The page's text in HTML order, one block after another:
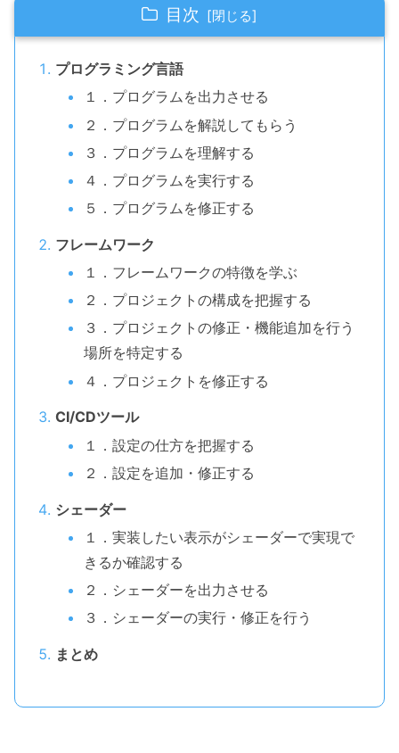
目次
プログラミング言語
１．プログラムを出力させる
２．プログラムを解説してもらう
３．プログラムを理解する
４．プログラムを実行する
５．プログラムを修正する
フレームワーク
１．フレームワークの特徴を学ぶ
２．プロジェクトの構成を把握する
３．プロジェクトの修正・機能追加を行う
場所を特定する
４．プロジェクトを修正する
CI/CDツール
１．設定の仕方を把握する
２．設定を追加・修正する
シェーダー
１．実装したい表示がシェーダーで実現で
きるか確認する
２．シェーダーを出力させる
３．シェーダーの実行・修正を行う
まとめ